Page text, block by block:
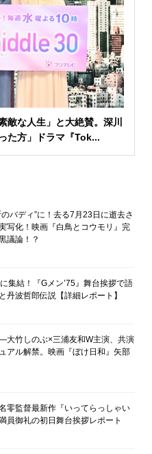
敵な人生」と大絶賛。深川
た方」ドラマ『Tok...
バディ”に！去る7月23日に逝去さ
写化！映画『白鳥とコウモリ』完
議論！？
集結！『Gメン’75』舞台挨拶で語
丹波哲郎伝説【詳細レポート】
大竹しのぶ×三浦友和W主演、共演
アル解禁。映画『ぼけ日和』矢部
零監督最新作『いってらっしゃい
員御礼の初日舞台挨拶レポート